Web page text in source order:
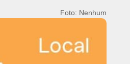
Foto: Nenhum